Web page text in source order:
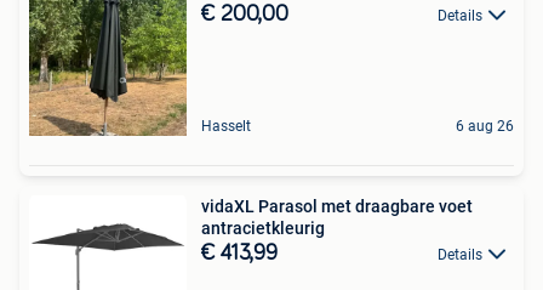
€ 200,00 Details
Hasselt 6 aug 26
vidaXL Parasol met draagbare voet
antracietkleurig
€ 413,99 Details